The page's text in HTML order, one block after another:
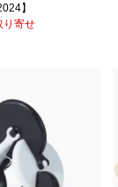
】
り寄せ